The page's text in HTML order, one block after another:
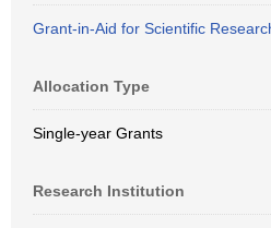
Grant-in-Aid for Scientific
Allocation Type
Single-year Grants
Research Institution